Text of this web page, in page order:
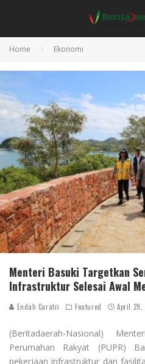
Home Ekonomi
Menteri Basuki Targetkan
Infrastruktur Selesai Awal
Endah Caratri Featured April 29,
(Beritadaerah-Nasional)
Perumahan Rakyat (PUPR)
pekerjaan infrastruktur dan